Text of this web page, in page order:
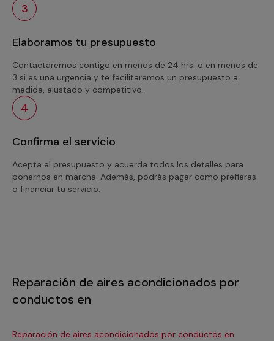
3
Elaboramos tu presupuesto
Contactaremos contigo en menos de 24 hrs. o en menos de
3 si es una urgencia y te facilitaremos un presupuesto a
medida, ajustado y competitivo.
4
Confirma el servicio
Acepta el presupuesto y acuerda todos los detalles para
ponernos en marcha. Además, podrás pagar como prefieras
o financiar tu servicio.
Reparación de aires acondicionados por
conductos en
Reparación de aires acondicionados por conductos en